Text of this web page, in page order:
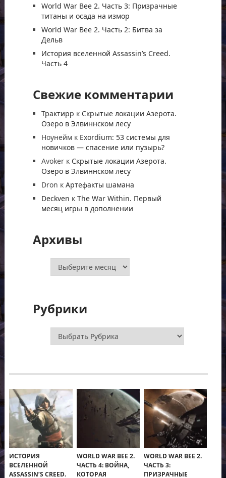
World War Bee 2. Часть 3: Призрачные
титаны и осада на измор
World War Bee 2. Часть 2: Битва за
Дельв
История вселенной Assassin’s Creed.
Часть 4
Свежие комментарии
Трактирр к Скрытые локации Азерота.
Озеро в Элвиннском лесу
Ноунейм к Exordium: 53 системы для
новичков — спасение или пузырь?
Avoker к Скрытые локации Азерота.
Озеро в Элвиннском лесу
Dron кАртефакты шамана
Deckven кThe War Within. Первый
месяц игры в дополнении
Архивы
Архивы
Рубрики
Рубрики
ИСТОРИЯ
ВСЕЛЕННОЙ
ASSASSIN’S CREED.
WORLD WAR BEE 2.
ЧАСТЬ 4: ВОЙНА,
КОТОРАЯ
WORLD WAR BEE 2.
ЧАСТЬ 3:
ПРИЗРАЧНЫЕ